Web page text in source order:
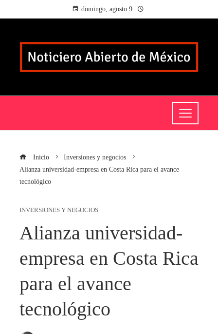
domingo, agosto 9
Inicio
Inversiones y negocios
Alianza universidad-empresa en Costa Rica para el avance
tecnológico
INVERSIONES Y NEGOCIOS
Alianza universidad-
empresa en Costa Rica
para el avance
tecnológico